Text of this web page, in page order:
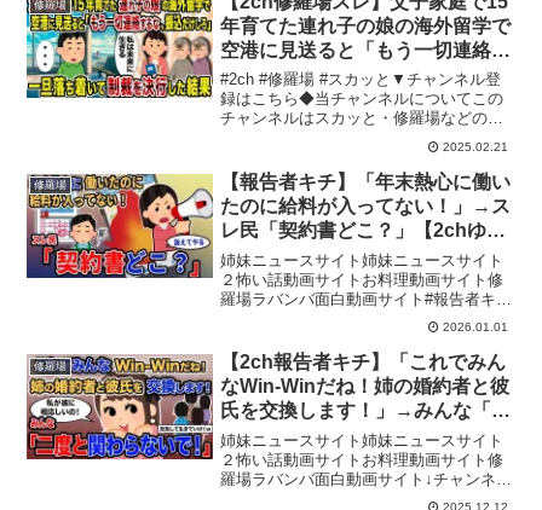
録では実話や2ch(2...
修羅場
年育てた連れ子の娘の海外留学で
空港に見送ると「もう一切連絡す
るな、振込だけしろ」→一旦落ち
着いて制裁を決行した結果
#2ch #修羅場 #スカッと▼チャンネル登
録はこちら◆当チャンネルについてこの
チャンネルはスカッと・修羅場などのエ
ピソードを独自に2ch風へ編集してお届け
します。◆動画の教育的価値と独自性人
間関係や家庭でのトラブルは日常茶飯事
です。当チャ...
2025.02.21
修羅場
【報告者キチ】「年末熱心に働い
たのに給料が入ってない！」→ス
レ民「契約書どこ？」【2chゆっ
くり解説】
姉妹ニュースサイト姉妹ニュースサイト
２怖い話動画サイトお料理動画サイト修
羅場ラバンバ面白動画サイト#報告者キチ
#2ch #2ちゃんねる↓チャンネル登録よろ
しくお願いします↓ @2ch-mj4nd1話目
00:002話目 ◎当チャンネルにつ...
2026.01.01
修羅場
【2ch報告者キチ】「これでみん
なWin-Winだね！姉の婚約者と彼
氏を交換します！」→みんな「二
度と関わらないで！」【ゆっくり
解説】
姉妹ニュースサイト姉妹ニュースサイト
２怖い話動画サイトお料理動画サイト修
羅場ラバンバ面白動画サイト↓チャンネル
登録よろしくお願いします↓URL：1話